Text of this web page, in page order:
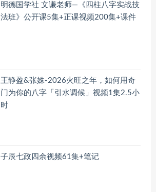
明德国学社 文谦老师—《四柱八字实战技
法班》公开课5集+正课视频200集+课件
王静盈&张姝-2026火旺之年，如何用奇
门为你的八字「引水调候」视频1集2.5小
时
子辰七政四余视频61集+笔记